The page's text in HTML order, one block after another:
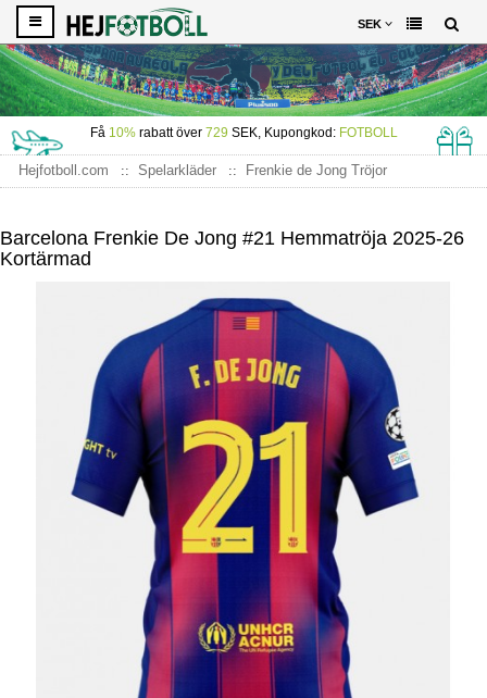
SEK
Få 10%rabatt över 729 SEK, Kupongkod: FOTBOLL
Hejfotboll.com Spelarkläder
Frenkie de Jong Tröjor
Barcelona Frenkie De Jong #21 Hemmatröja 2025-26
Kortärmad